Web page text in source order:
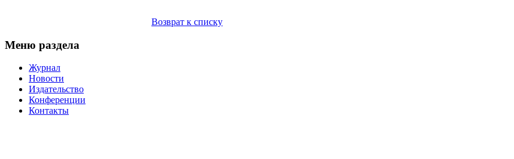
Возврат к списку
Меню раздела
Журнал
Новости
Издательство
Конференции
Контакты